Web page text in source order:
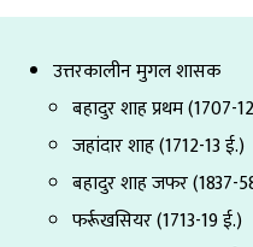
उत्तरकालीन मुगल शासक
बहादुर शाह प्रथम (1707-
जहांदार शाह (1712-13 ई.)
बहादुर शाह जफर (1837-
फर्रूखसियर (1713-19 ई.)